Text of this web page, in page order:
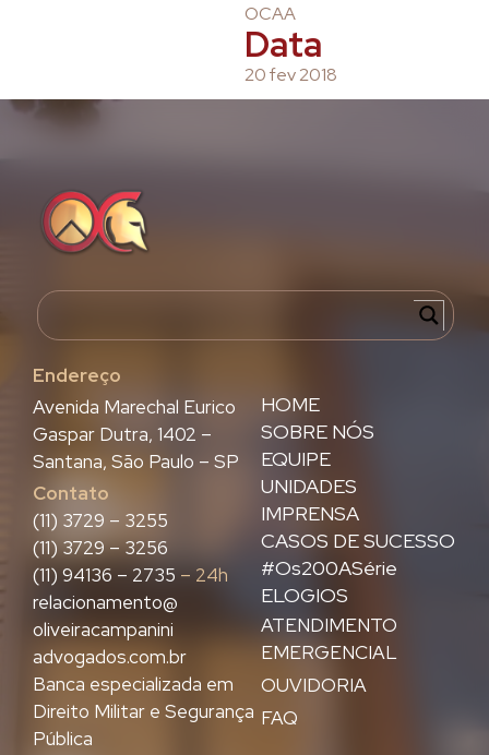
OCAA
Data
20 fev 2018
Endereço
HOME
SOBRE NÓS
EQUIPE
UNIDADES
IMPRENSA
CASOS DE SUCESSO
#Os200ASérie
ELOGIOS
ATENDIMENTO
EMERGENCIAL
OUVIDORIA
FAQ
Avenida Marechal Eurico
Gaspar Dutra, 1402 –
Santana, São Paulo – SP
Contato
(11) 3729 – 3255
(11) 3729 – 3256
(11) 94136 – 2735 – 24h
relacionamento@
oliveiracampanini
advogados.com.br
Banca especializada em
Direito Militar e Segurança
Pública